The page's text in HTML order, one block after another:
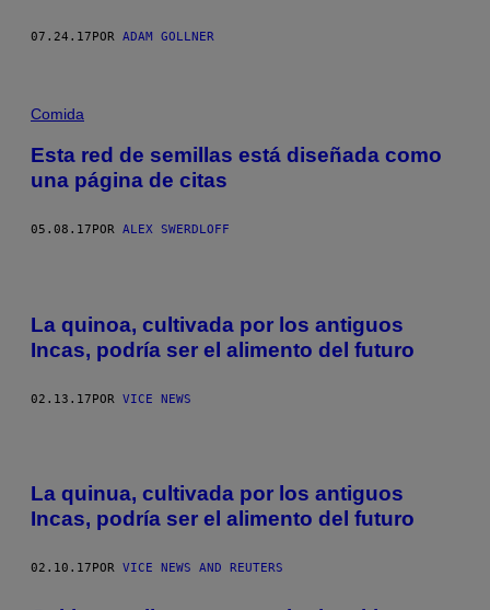
07.24.17POR ADAM GOLLNER
Comida
Esta red de semillas está diseñada como
una página de citas
05.08.17 POR ALEX SWERDLOFF
La quinoa, cultivada por los antiguos
Incas, podría ser el alimento del futuro
02.13.17POR VICE NEWS
La quinua, cultivada por los antiguos
Incas, podría ser el alimento del futuro
02.10.17 POR VICE NEWS AND REUTERS